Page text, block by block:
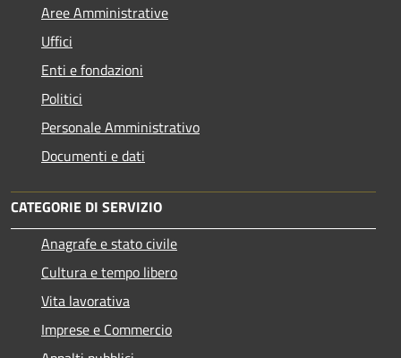
Aree Amministrative
Uffici
Enti e fondazioni
Politici
Personale Amministrativo
Documenti e dati
CATEGORIE DI SERVIZIO
Anagrafe e stato civile
Cultura e tempo libero
Vita lavorativa
Imprese e Commercio